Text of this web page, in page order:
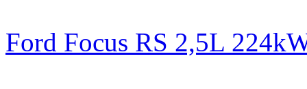
Ford Focus RS 2,5L